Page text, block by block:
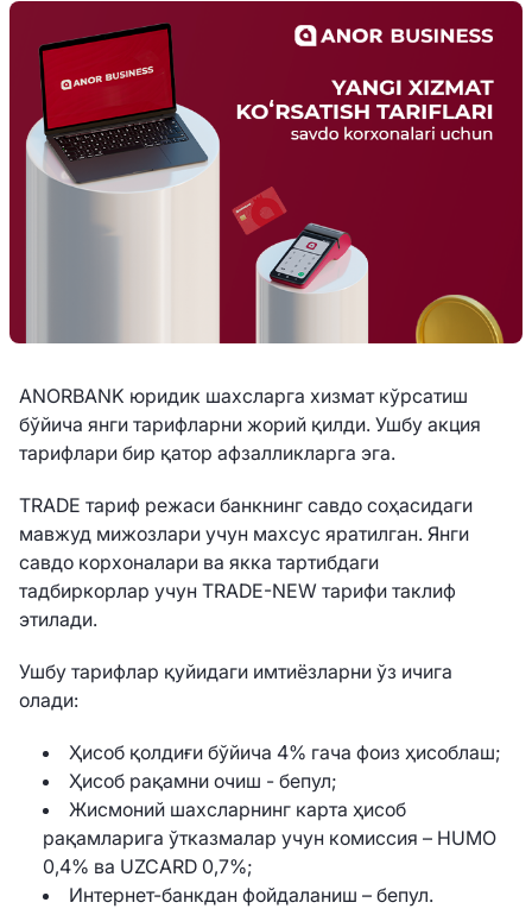
ANORBANK юридик шахсларга хизмат кўрсатиш
бўйича янги тарифларни жорий қилди. Ушбу акция
тарифлари бир қатор афзалликларга эга.
TRADE тариф режаси банкнинг савдо соҳасидаги
мавжуд мижозлари учун махсус яратилган. Янги
савдо корхоналари ва якка тартибдаги
тадбиркорлар учун TRADE-NEW тарифи таклиф
этилади.
Ушбу тарифлар қуйидаги имтиёзларни ўз ичига
олади:
Ҳисоб қолдиғи бўйича 4% гача фоиз ҳисоблаш;
Ҳисоб рақамни очиш - бепул;
Жисмоний шахсларнинг карта ҳисоб
рақамларига ўтказмалар учун комиссия – HUMO
0,4% ва UZCARD 0,7%;
Интернет-банкдан фойдаланиш – бепул.